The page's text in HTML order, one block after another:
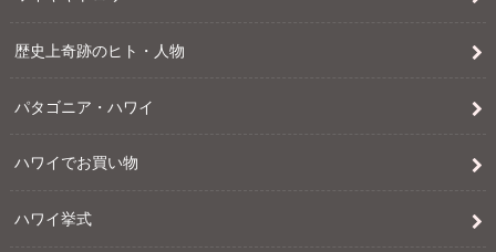
歴史上奇跡のヒト・人物
パタゴニア・ハワイ
ハワイでお買い物
ハワイ挙式